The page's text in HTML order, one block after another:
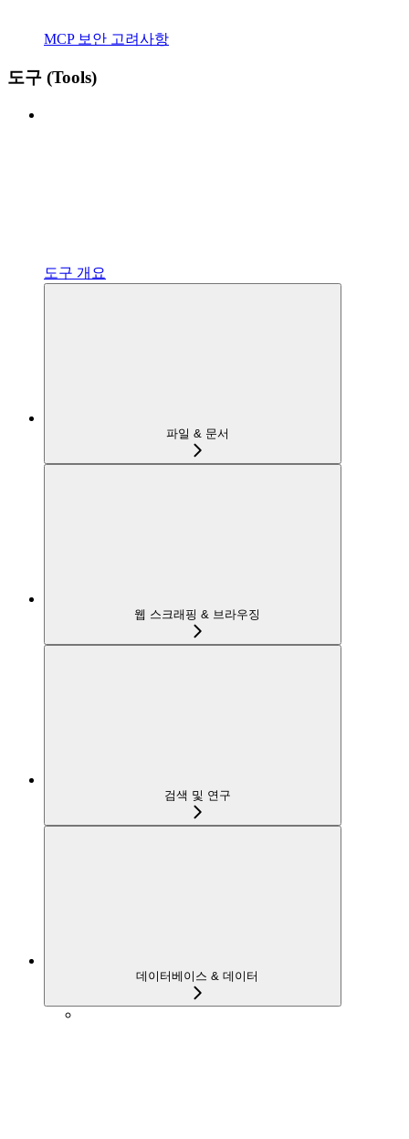
MCP 보안 고려사항
도구 (Tools)
도구 개요
파일 & 문서
웹 스크래핑 & 브라우징
검색 및 연구
데이터베이스 & 데이터